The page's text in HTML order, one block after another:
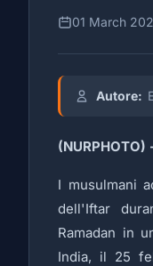
01 March
Autore:
(NURPHOTO)
I musulmani
dell'Iftar
Ramadan in
India, il 25